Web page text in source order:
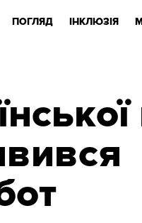
ПОГЛЯД ІНКЛЮЗІЯ